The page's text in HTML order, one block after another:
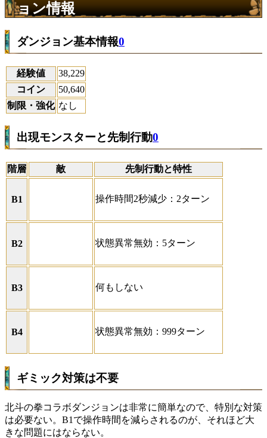
ョン情報
ダンジョン基本情報0
経験値
38,229
コイン
50,640
制限・強化 なし
出現モンスターと先制行動0
階層 敵 先制行動と特性
B1 操作時間2秒減少：2ターン
B2 状態異常無効：5ターン
B3 何もしない
B4 状態異常無効：999ターン
ギミック対策は不要
北斗の拳コラボダンジョンは非常に簡単なので、特別な対策
は必要ない。B1で操作時間を減らされるのが、それほど大
きな問題にはならない。